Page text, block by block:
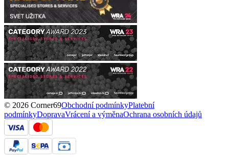
© 2026 Corner69Obchodní podmínkyPlatební
podmínkyDopravaVrácení a výměnaOchrana osobních údajů